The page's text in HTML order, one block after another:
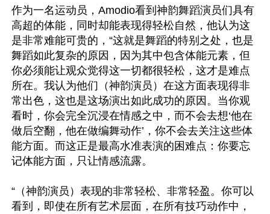
作为一名运动员，Amodio看到神韵舞蹈演员们具有
高超的体能，同时却能表现得轻松自然，他认为这
是非常难能可贵的，“这就是舞蹈的特别之处，也是
舞蹈如此复杂的原因，因为其中包含体能元素，但
你必须能让观众觉得这一切都很轻松，这才是难点
所在。我认为他们（神韵演员）在这方面表现得非
常出色，这也是这场演出如此成功的原因。当你观
看时，你会完全沉浸在情感之中，而不会去想‘他在
做后空翻，他在做编舞动作’，你不会去关注这些体
能方面。而这正是最高水准表演的困难点：你要忘
记体能方面，只让情感流露。
“（神韵演员）表现的非常轻松、非常轻盈。你可以
看到，即使在所有艺术层面，在所有技巧动作中，